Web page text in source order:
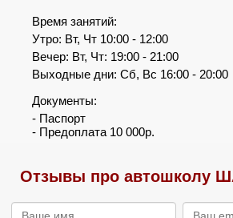
Время занятий:
Утро: Вт, Чт 10:00 - 12:00
Вечер: Вт, Чт: 19:00 - 21:00
Выходные дни: Сб, Вс 16:00 - 20:00
Документы:
- Паспорт
- Предоплата 10 000р.
Отзывы про автошколу